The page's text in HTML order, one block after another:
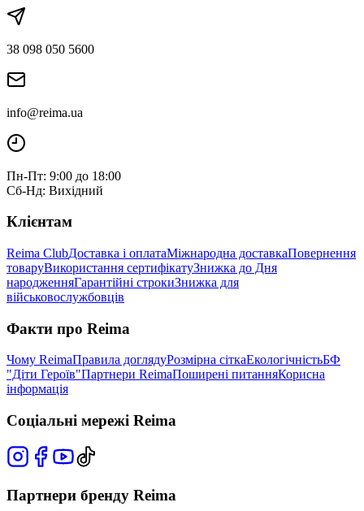
38 098 050 5600
info@reima.ua
Пн-Пт: 9:00 до 18:00
Сб-Нд: Вихідний
Клієнтам
Reima ClubДоставка і оплатаМіжнародна доставкаПовернення
товаруВикористання сертифікатуЗнижка до Дня
народженняГарантійні строкиЗнижка для
військовослужбовців
Факти про Reima
Чому ReimaПравила доглядуРозмірна сіткаЕкологічністьБФ
"Діти Героїв"Партнери ReimaПоширені питанняКорисна
інформація
Соціальні мережі Reima
Партнери бренду Reima